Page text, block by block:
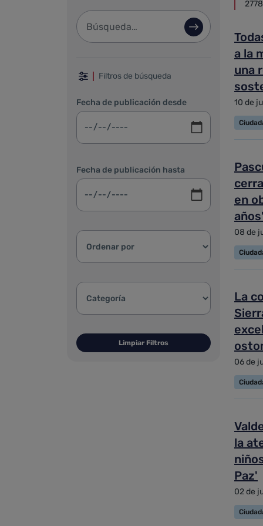
Barra de búsqueda
Búsqueda
Filtrar por fechas, categoría
Filtros de búsqueda
Fecha de publicación desde
Fecha de publicación hasta
Ordenar resultados:
Categoría de la noticia:
Limpiar Filtros
a la
una
10 de
en
08 de
La
06 de
la
Paz'
02 de